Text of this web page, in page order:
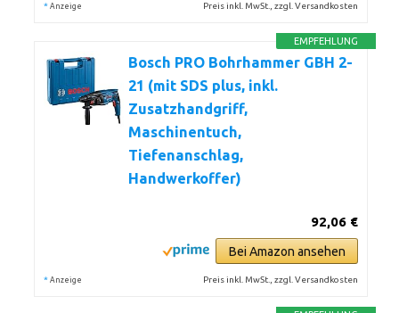
* Anzeige Preis inkl. MwSt., zzgl. Versandkosten
EMPFEHLUNG
Bosch PRO Bohrhammer GBH 2-
21 (mit SDS plus, inkl.
Zusatzhandgriff,
Maschinentuch,
Tiefenanschlag,
Handwerkoffer)
92,06 €
Bei Amazon ansehen
* Anzeige Preis inkl. MwSt., zzgl. Versandkosten